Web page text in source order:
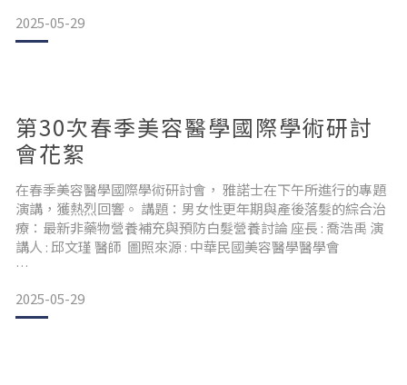
身體健康失衡的警訊，與壓力、飲食、生活習慣息息相關。改
善落髮須透過跨領域的專業合作，從營養、運動、姿勢和心理
2025-05-29
第30次春季美容醫學國際學術研討
會花絮
在春季美容醫學國際學術研討會， 雅諾士在下午所進行的專題
演講，獲熱烈回響。 講題：男女性更年期與產後落髮的綜合治
療：最新非藥物營養補充與預防白髮營養討論 座長 : 喬浩禹 演
講人 : 邱文瑾 醫師 圖照來源 : 中華民國美容醫學醫學會
2025-05-29